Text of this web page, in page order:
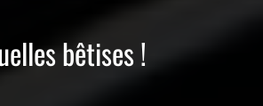
bêtises !